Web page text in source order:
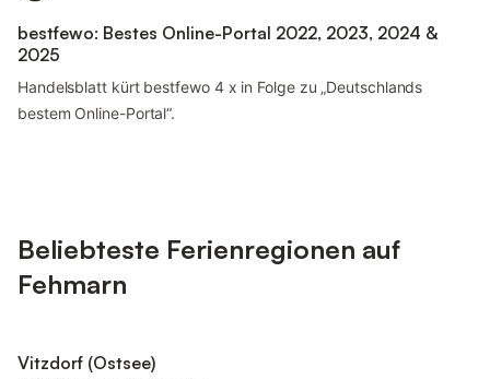
bestfewo: Bestes Online-Portal 2022, 2023, 2024 &
2025
Handelsblatt kürt bestfewo 4 x in Folge zu „Deutschlands
bestem Online-Portal“.
Beliebteste Ferienregionen auf
Fehmarn
Vitzdorf (Ostsee)